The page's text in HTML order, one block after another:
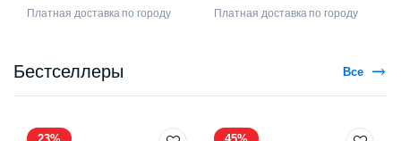
Платная доставка по городу Платная доставка по городу
Бестселлеры Все
23% 45%